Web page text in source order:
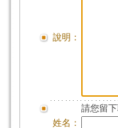
說明：
請您留
姓名：